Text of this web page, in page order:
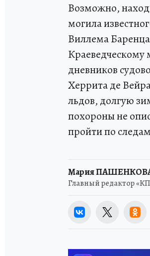
Возможно,
могила
Виллема
Краеведческому
дневников
Херрита де
льдов, долгую
похороны не
пройти по
Мария
Главный редактор